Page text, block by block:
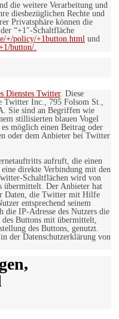
die weitere Verarbeitung und
diesbezüglichen Rechte und
Privatsphäre können die
“+1″-Schaltfläche
+/policy/+1button.html und
button/.
Dienstes Twitter. Diese
Twitter Inc., 795 Folsom St.,
Sie sind an Begriffen wie
stillisierten blauen Vogel
möglich einen Beitrag oder
oder dem Anbieter bei Twitter
aufruft, die einen
direkte Verbindung mit den
Schaltflächen wird von
übermittelt. Der Anbieter hat
Daten, die Twitter mit Hilfe
entsprechend seinem
die IP-Adresse des Nutzers die
Buttons mit übermittelt,
des Buttons, genutzt.
der Datenschutzerklärung von